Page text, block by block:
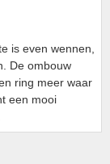
is even wennen,
De ombouw
ring meer waar
een mooi